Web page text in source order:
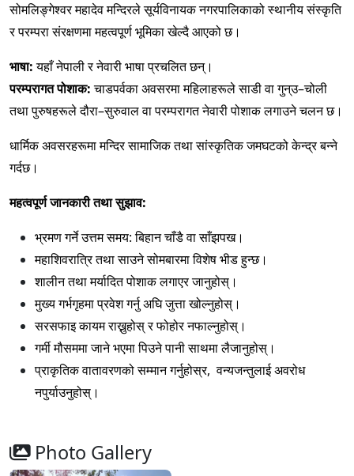
सोमलिङ्गेश्वर महादेव मन्दिरले सूर्यविनायक नगरपालिकाको स्थानीय संस्कृति
र परम्परा संरक्षणमा महत्वपूर्ण भूमिका खेल्दै आएको छ।
भाषा:यहाँ नेपाली र नेवारी भाषा प्रचलित छन्।
परम्परागत पोशाक:चाडपर्वका अवसरमा महिलाहरूले साडी वा गुन्उ–चोली
तथा पुरुषहरूले दौरा–सुरुवाल वा परम्परागत नेवारी पोशाक लगाउने चलन छ।
धार्मिक अवसरहरूमा मन्दिर सामाजिक तथा सांस्कृतिक जमघटको केन्द्र बन्ने
गर्दछ।
महत्वपूर्ण जानकारी तथा सुझाव:
भ्रमण गर्ने उत्तम समय: बिहान चाँडै वा साँझपख।
महाशिवरात्रि तथा साउने सोमबारमा विशेष भीड हुन्छ।
शालीन तथा मर्यादित पोशाक लगाएर जानुहोस्।
मुख्य गर्भगृहमा प्रवेश गर्नु अघि जुत्ता खोल्नुहोस्।
सरसफाइ कायम राख्नुहोस् र फोहोर नफाल्नुहोस्।
गर्मी मौसममा जाने भएमा पिउने पानी साथमा लैजानुहोस्।
प्राकृतिक वातावरणको सम्मान गर्नुहोस्र, वन्यजन्तुलाई अवरोध
नपुर्याउनुहोस्।
Photo Gallery